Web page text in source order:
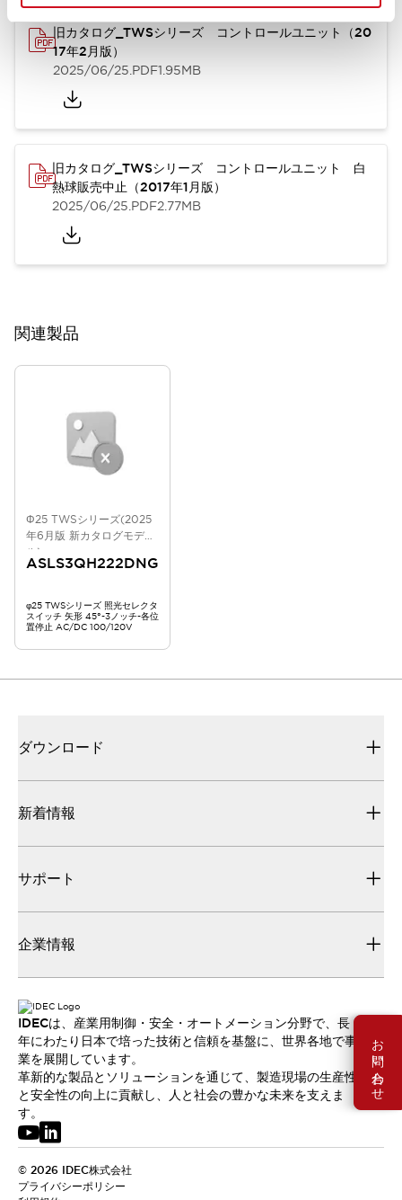
お問い合わせ
旧カタログ_TWSシリーズ コントロールユニット（20
17年2月版）
2025/06/25.PDF1.95MB
旧カタログ_TWSシリーズ コントロールユニット 白
熱球販売中止（2017年1月版）
2025/06/25.PDF2.77MB
関連製品
Φ25 TWSシリーズ(2025
年6月版 新カタログモデ
ル)
ASLS3QH222DNG
φ25 TWSシリーズ 照光セレクタ
スイッチ 矢形 45°-3ノッチ-各位
置停止 AC/DC 100/120V
ダウンロード
新着情報
サポート
企業情報
IDECは、産業用制御・安全・オートメーション分野で、長
年にわたり日本で培った技術と信頼を基盤に、世界各地で事
業を展開しています。
革新的な製品とソリューションを通じて、製造現場の生産性
と安全性の向上に貢献し、人と社会の豊かな未来を支えま
す。
© 2026 IDEC株式会社
プライバシーポリシー